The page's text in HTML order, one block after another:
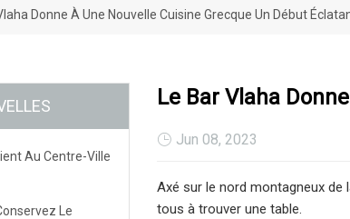
Donne À Une Nouvelle Cuisine Grecque Un Début
Au Centre-Ville
Le
Le Bar Vlaha
Jun 08, 2023
Axé sur le nord montagneux de
tous à trouver une table.